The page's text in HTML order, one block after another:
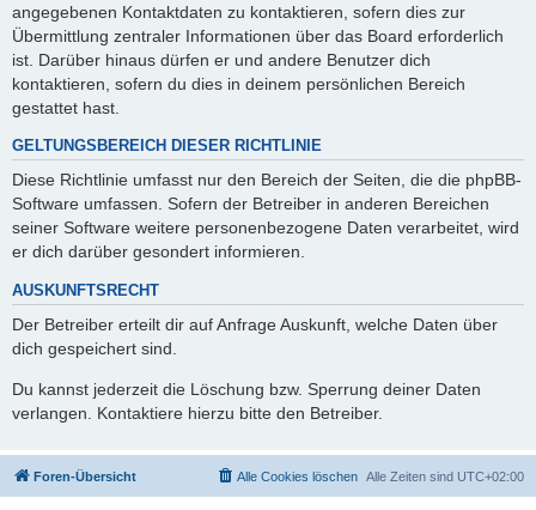
angegebenen Kontaktdaten zu kontaktieren, sofern dies zur
Übermittlung zentraler Informationen über das Board erforderlich
ist. Darüber hinaus dürfen er und andere Benutzer dich
kontaktieren, sofern du dies in deinem persönlichen Bereich
gestattet hast.
GELTUNGSBEREICH DIESER RICHTLINIE
Diese Richtlinie umfasst nur den Bereich der Seiten, die die phpBB-
Software umfassen. Sofern der Betreiber in anderen Bereichen
seiner Software weitere personenbezogene Daten verarbeitet, wird
er dich darüber gesondert informieren.
AUSKUNFTSRECHT
Der Betreiber erteilt dir auf Anfrage Auskunft, welche Daten über
dich gespeichert sind.
Du kannst jederzeit die Löschung bzw. Sperrung deiner Daten
verlangen. Kontaktiere hierzu bitte den Betreiber.
Foren-Übersicht Alle Zeiten sind UTC+02:00
Alle Cookies löschen